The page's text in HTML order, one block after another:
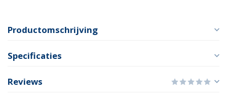
Productomschrijving
Specificaties
Reviews